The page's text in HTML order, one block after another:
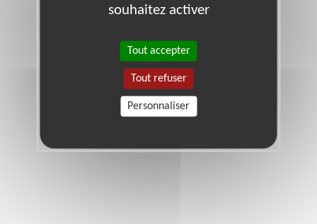
souhaitez activer
Tout accepter
Tout refuser
Personnaliser